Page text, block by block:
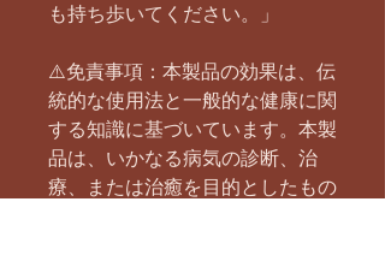
も持ち歩いてください。」
⚠️免責事項：本製品の効果は、伝
統的な使用法と一般的な健康に関
する知識に基づいています。本製
品は、いかなる病気の診断、治
療、または治癒を目的としたもの